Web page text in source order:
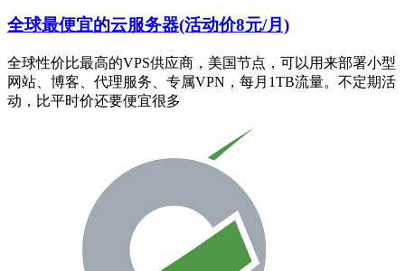
全球最便宜的云服务器(活动价8元/月)
全球性价比最高的VPS供应商，美国节点，可以用来部署小型
网站、博客、代理服务、专属VPN，每月1TB流量。不定期活
动，比平时价还要便宜很多